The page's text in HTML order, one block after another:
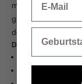
modernem und
große
den Alltag und
Details
Besonderer